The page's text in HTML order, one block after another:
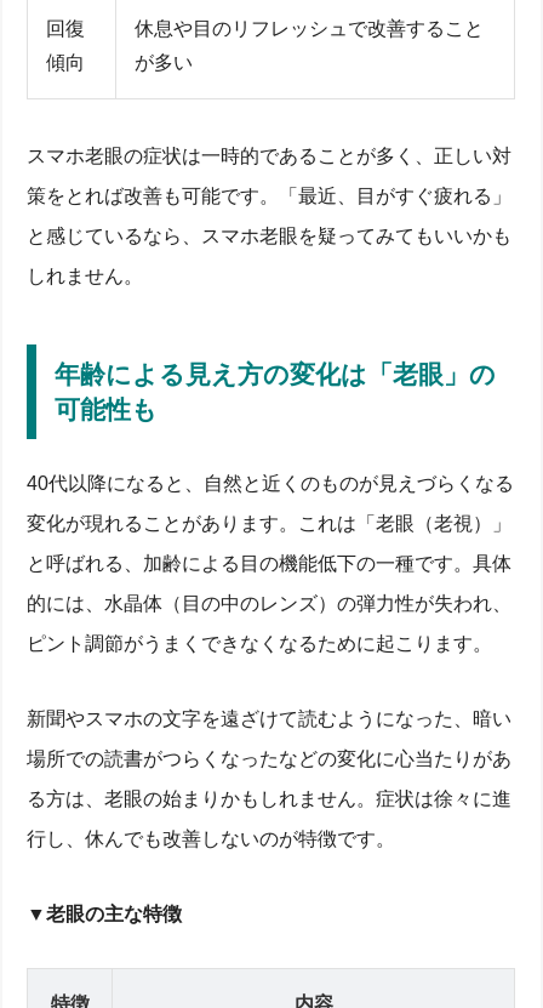
回復
傾向
休息や目のリフレッシュで改善すること
が多い
スマホ老眼の症状は一時的であることが多く、正しい対
策をとれば改善も可能です。「最近、目がすぐ疲れる」
と感じているなら、スマホ老眼を疑ってみてもいいかも
しれません。
年齢による見え方の変化は「老眼」の
可能性も
40代以降になると、自然と近くのものが見えづらくなる
変化が現れることがあります。これは「老眼（老視）」
と呼ばれる、加齢による目の機能低下の一種です。具体
的には、水晶体（目の中のレンズ）の弾力性が失われ、
ピント調節がうまくできなくなるために起こります。
新聞やスマホの文字を遠ざけて読むようになった、暗い
場所での読書がつらくなったなどの変化に心当たりがあ
る方は、老眼の始まりかもしれません。症状は徐々に進
行し、休んでも改善しないのが特徴です。
▼老眼の主な特徴